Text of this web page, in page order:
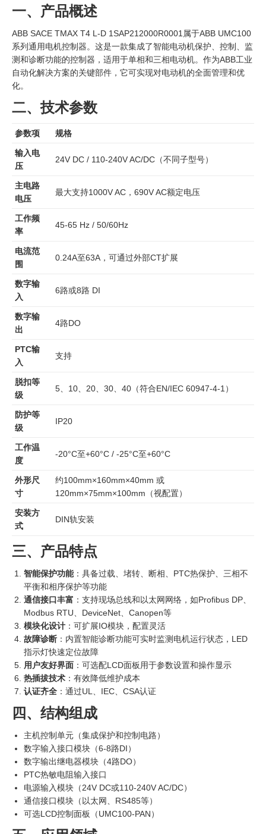
一、产品概述
ABB SACE TMAX T4 L-D 1SAP212000R0001属于ABB UMC100
系列通用电机控制器。这是一款集成了智能电动机保护、控制、监
测和诊断功能的控制器，适用于单相和三相电动机。作为ABB工业
自动化解决方案的关键部件，它可实现对电动机的全面管理和优
化。
二、技术参数
参数项 规格
输入电
压
24V DC / 110-240V AC/DC（不同子型号）
主电路
电压
最大支持1000V AC，690V AC额定电压
工作频
率
45-65 Hz / 50/60Hz
电流范
围
0.24A至63A，可通过外部CT扩展
数字输
入
6路或8路 DI
数字输
出
4路DO
PTC输
入
支持
脱扣等
级
5、10、20、30、40（符合EN/IEC 60947-4-1）
防护等
级
IP20
工作温
度
-20°C至+60°C / -25°C至+60°C
外形尺
寸
约100mm×160mm×40mm 或
120mm×75mm×100mm（视配置）
安装方
式
DIN轨安装
三、产品特点
智能保护功能：具备过载、堵转、断相、PTC热保护、三相不
平衡和相序保护等功能
通信接口丰富 ：支持现场总线和以太网网络，如Profibus DP、
Modbus RTU、DeviceNet、Canopen等
模块化设计 ：可扩展IO模块，配置灵活
故障诊断 ：内置智能诊断功能可实时监测电机运行状态，LED
指示灯快速定位故障
用户友好界面 ：可选配LCD面板用于参数设置和操作显示
热插拔技术 ：有效降低维护成本
认证齐全 ：通过UL、IEC、CSA认证
四、结构组成
主机控制单元（集成保护和控制电路）
数字输入接口模块（6-8路DI）
数字输出继电器模块（4路DO）
PTC热敏电阻输入接口
电源输入模块（24V DC或110-240V AC/DC）
通信接口模块（以太网、RS485等）
可选LCD控制面板（UMC100-PAN）